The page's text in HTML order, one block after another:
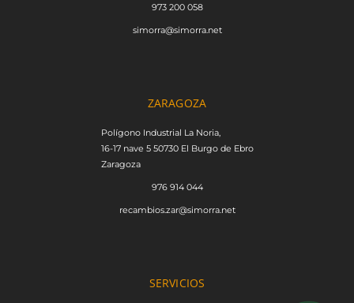
973 200 058
simorra@simorra.net
ZARAGOZA
Polígono Industrial La Noria,
16-17 nave 5 50730 El Burgo de Ebro
Zaragoza
976 914 044
recambios.zar@simorra.net
SERVICIOS